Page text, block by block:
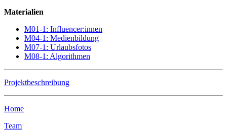
Materialien
M01-1: Influencer:innen
M04-1: Medienbildung
M07-1: Urlaubsfotos
M08-1: Algorithmen
Projektbeschreibung
Home
Team